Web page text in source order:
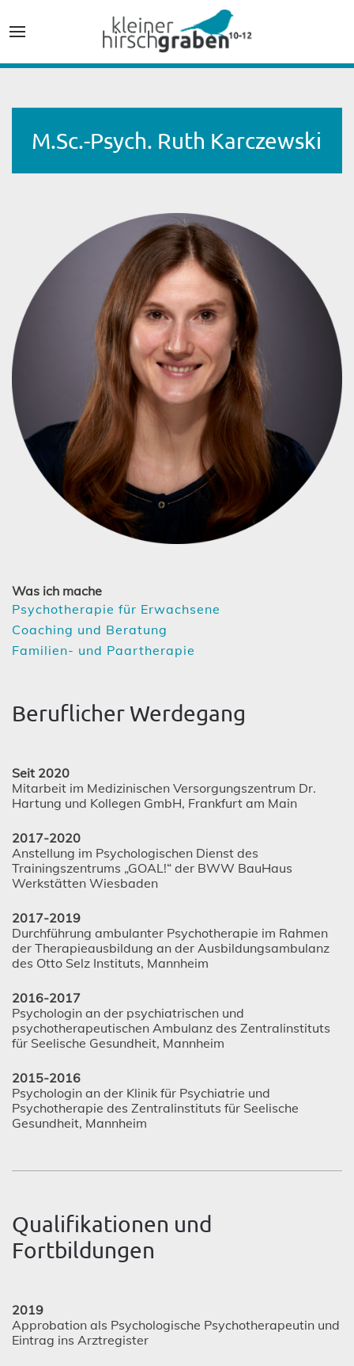
M.Sc.-Psych. Ruth Karczewski
Was ich mache
Psychotherapie für Erwachsene
Coaching und Beratung
Familien- und Paartherapie
Beruflicher Werdegang
Seit 2020
Mitarbeit im Medizinischen Versorgungszentrum Dr.
Hartung und Kollegen GmbH, Frankfurt am Main
2017-2020
Anstellung im Psychologischen Dienst des
Trainingszentrums „GOAL!“ der BWW BauHaus
Werkstätten Wiesbaden
2017-2019
Durchführung ambulanter Psychotherapie im Rahmen
der Therapieausbildung an der Ausbildungsambulanz
des Otto Selz Instituts, Mannheim
2016-2017
Psychologin an der psychiatrischen und
psychotherapeutischen Ambulanz des Zentralinstituts
für Seelische Gesundheit, Mannheim
2015-2016
Psychologin an der Klinik für Psychiatrie und
Psychotherapie des Zentralinstituts für Seelische
Gesundheit, Mannheim
Qualifikationen und
Fortbildungen
2019
Approbation als Psychologische Psychotherapeutin und
Eintrag ins Arztregister